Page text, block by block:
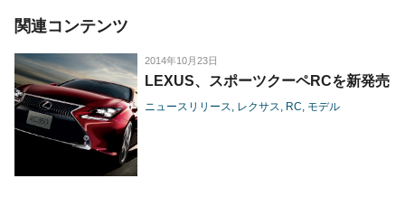
関連コンテンツ
2014年10月23日
LEXUS、スポーツクーペRCを新発売
ニュースリリース レクサス RC モデル